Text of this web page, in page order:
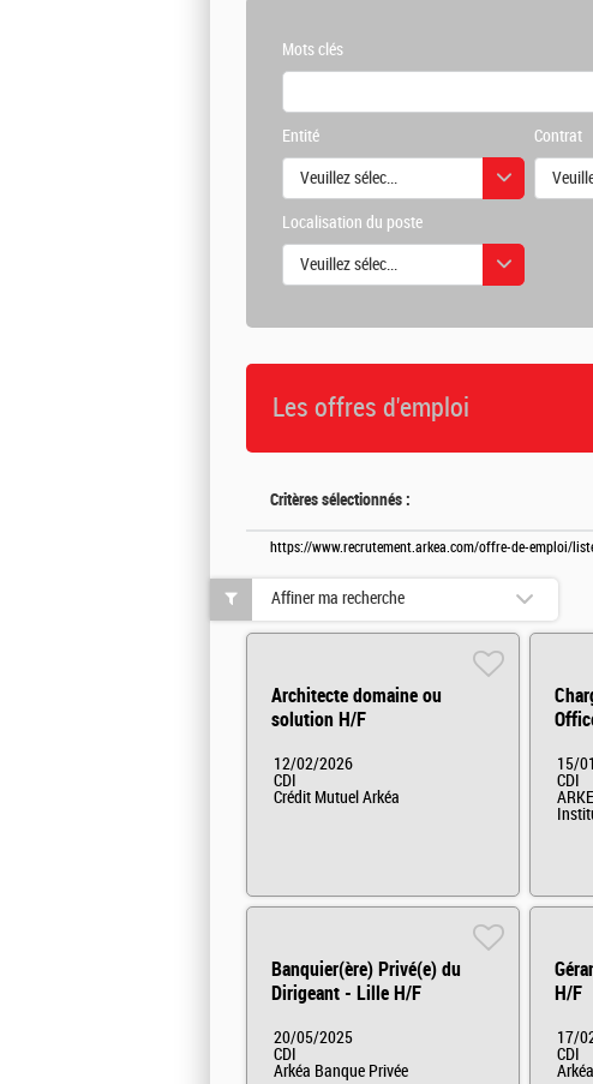
Mots clés
Entité
Veuillez sélectionner une ou des valeurs
Contrat
Localisation du poste
Veuillez sélectionner une ou des valeurs
Les offres d'emploi
Critères sélectionnés :
https://www.recrutement.arkea.com/offre-de-emploi/
Architecte domaine ou
solution H/F
12/02/2026
CDI
Crédit Mutuel Arkéa
15/
CDI
Banquier(ère) Privé(e) du
Dirigeant - Lille H/F
20/05/2025
CDI
Arkéa Banque Privée
H/F
17/
CDI
Affiner ma recherche